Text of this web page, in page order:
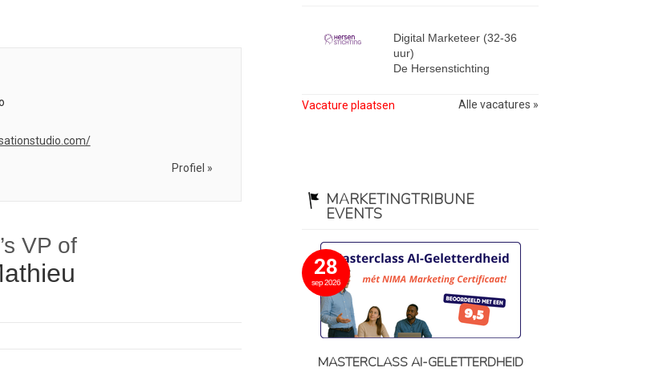
Profiel »
VP of
Digital Marketeer (32-36
uur)
De Hersenstichting
Vacature plaatsen Alle vacatures »
MARKETINGTRIBUNE
EVENTS
28
sep 2026
MASTERCLASS AI-GELETTERDHEID